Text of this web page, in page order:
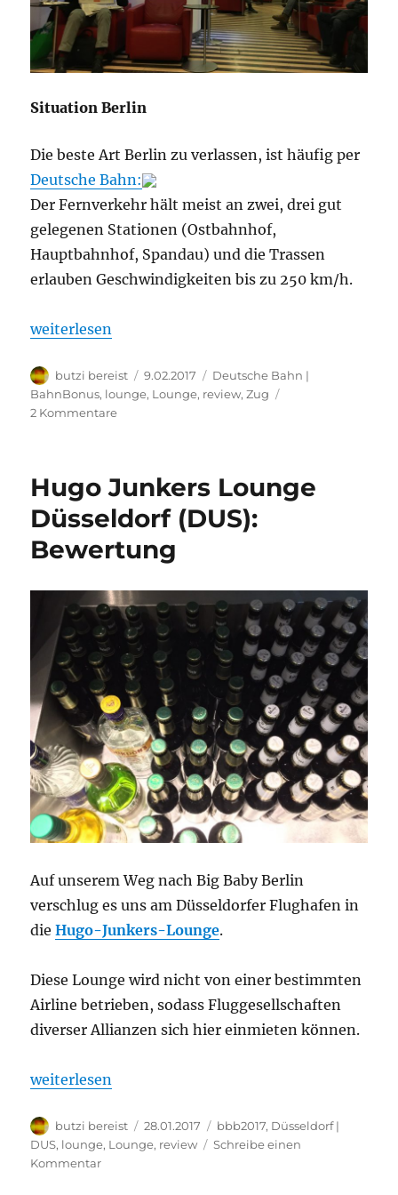
Situation Berlin
Die beste Art Berlin zu verlassen, ist häufig per
Deutsche Bahn:
Der Fernverkehr hält meist an zwei, drei gut
gelegenen Stationen (Ostbahnhof,
Hauptbahnhof, Spandau) und die Trassen
erlauben Geschwindigkeiten bis zu 250 km/h.
„Bahn: Berlin“
weiterlesen
Autor
butzi bereist
Veröffentlicht
am
9.02.2017 Kategorien
Deutsche Bahn |
BahnBonus, lounge, Lounge, review,Zug
2 Kommentarezu
Hugo Junkers Lounge
Düsseldorf (DUS):
Bewertung
Auf unserem Weg nach Big Baby Berlin
verschlug es uns am Düsseldorfer Flughafen in
dieHugo-Junkers-Lounge.
Diese Lounge wird nicht von einer bestimmten
Airline betrieben, sodass Fluggesellschaften
diverser Allianzen sich hier einmieten können.
„Hugo Junkers Lounge Düsseldorf (DUS):
weiterlesen
Autor
butzi bereist
Veröffentlicht
am
28.01.2017 Kategorien
bbb2017, Düsseldorf |
DUS, lounge, Lounge, review
Schreibe einen
Kommentarzu